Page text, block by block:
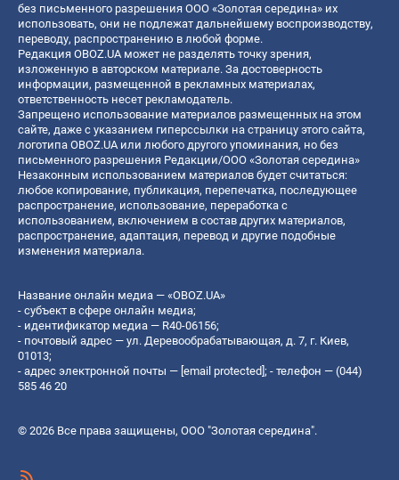
без письменного разрешения ООО «Золотая середина» их
использовать, они не подлежат дальнейшему воспроизводству,
переводу, распространению в любой форме.
Редакция OBOZ.UA может не разделять точку зрения,
изложенную в авторском материале. За достоверность
информации, размещенной в рекламных материалах,
ответственность несет рекламодатель.
Запрещено использование материалов размещенных на этом
сайте, даже с указанием гиперссылки на страницу этого сайта,
логотипа OBOZ.UA или любого другого упоминания, но без
письменного разрешения Редакции/ООО «Золотая середина»
Незаконным использованием материалов будет считаться:
любое копирование, публикация, перепечатка, последующее
распространение, использование, переработка с
использованием, включением в состав других материалов,
распространение, адаптация, перевод и другие подобные
изменения материала.
Название онлайн медиа — «OBOZ.UA»
- субъект в сфере онлайн медиа;
- идентификатор медиа — R40-06156;
- почтовый адрес — ул. Деревообрабатывающая, д. 7, г. Киев,
01013;
- адрес электронной почты — [email protected] ; - телефон — (044)
585 46 20
© 2026 Все права защищены, ООО "Золотая середина".